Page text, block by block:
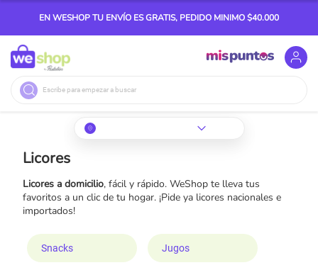
EN WESHOP TU ENVÍO ES GRATIS, PEDIDO MINIMO $40.000
Buscar
Licores
Licores a domicilio, fácil y rápido. WeShop te lleva tus
favoritos a un clic de tu hogar. ¡Pide ya licores nacionales e
importados!
Snacks Jugos